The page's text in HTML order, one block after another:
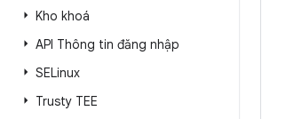
Kho khoá
API Thông tin đăng nhập
SELinux
Trusty TEE